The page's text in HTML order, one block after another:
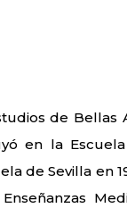
de
en la
de Sevilla en